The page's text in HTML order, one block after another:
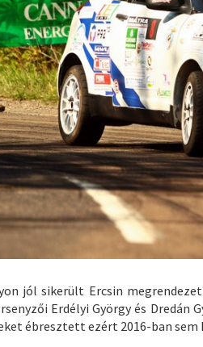
jól sikerült Ercsin
Erdélyi György és
ébresztett ezért 2016-ban sem